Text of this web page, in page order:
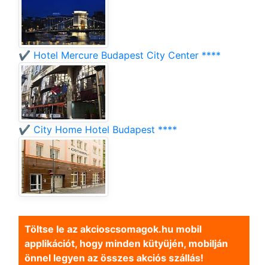
✔️ Hotel Mercure Budapest City Center ****
✔️ City Home Hotel Budapest ****
Töltse le az akcioscsomagok.hu mobil
applikációt, hogy minden kütyüjén, mobilján
önnel legyen az összes akciós szállás!